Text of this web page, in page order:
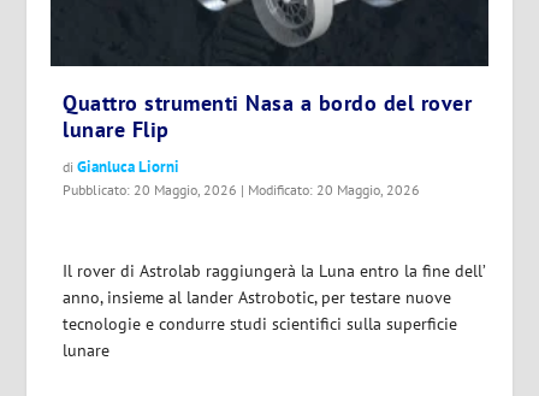
Quattro strumenti Nasa a bordo del rover
lunare Flip
diGianluca Liorni
Pubblicato: 20 Maggio, 2026 | Modificato: 20 Maggio, 2026
Il rover di Astrolab raggiungerà la Luna entro la fine dell’
anno, insieme al lander Astrobotic, per testare nuove
tecnologie e condurre studi scientifici sulla superficie
lunare